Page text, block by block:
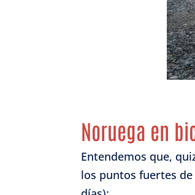
Noruega en
Entendemos que,
los puntos fuertes